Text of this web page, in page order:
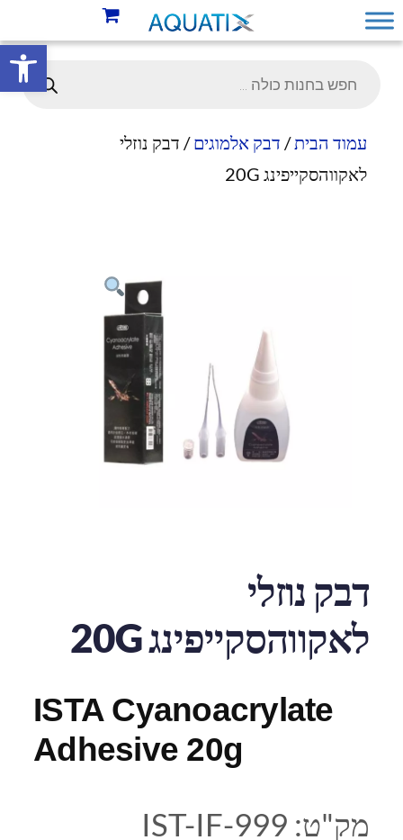
פתח
עמוד הבית/ דבק אלמוגים/ דבק נוזלי
לאקווהסקייפינג 20G
דבק נוזלי
לאקווהסקייפינג 20G
ISTA Cyanoacrylate
Adhesive 20g
מק"ט: IST-IF-999